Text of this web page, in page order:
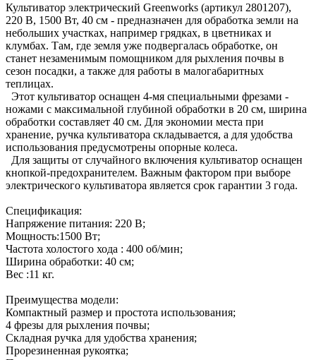
Культиватор электрический Greenworks (артикул 2801207),
220 В, 1500 Вт, 40 см - предназначен для обработка земли на
небольших участках, например грядках, в цветниках и
клумбах. Там, где земля уже подвергалась обработке, он
станет незаменимым помощником для рыхления почвы в
сезон посадки, а также для работы в малогабаритных
теплицах.
Этот культиватор оснащен 4-мя специальными фрезами -
ножами с максимальной глубиной обработки в 20 см, ширина
обработки составляет 40 см. Для экономии места при
хранение, ручка культиватора складывается, а для удобства
использования предусмотрены опорные колеса.
Для защиты от случайного включения культиватор оснащен
кнопкой-предохранителем. Важным фактором при выборе
электрического культиватора является срок гарантии 3 года.
Спецификация:
Напряжение питания: 220 В;
Мощность:1500 Вт;
Частота холостого хода : 400 об/мин;
Ширина обработки: 40 см;
Вес :11 кг.
Преимущества модели:
Компактный размер и простота использования;
4 фрезы для рыхления почвы;
Складная ручка для удобства хранения;
Прорезиненная рукоятка;